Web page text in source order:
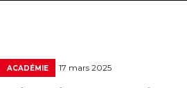
ACADÉMIE 17 mars 2025